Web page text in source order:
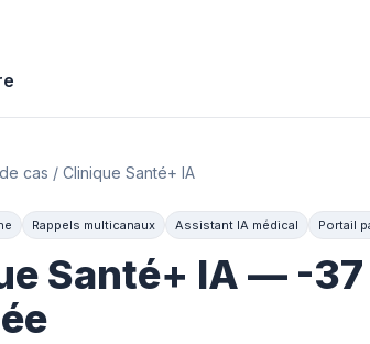
cas / Clinique Santé+ IA
Rappels multicanaux Assistant IA médical Portail
Santé+ IA — -